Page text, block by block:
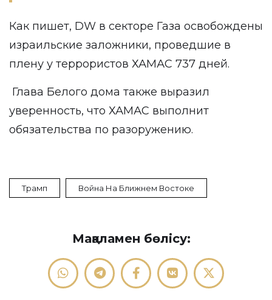
Как пишет, DW в секторе Газа освобождены
израильские заложники, проведшие в
плену у террористов ХАМАС 737 дней.
Глава Белого дома также выразил
уверенность, что ХАМАС выполнит
обязательства по разоружению.
Трамп Война На Ближнем Востоке
Мақаламен бөлісу: